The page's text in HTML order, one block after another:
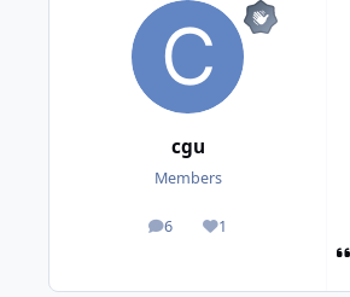
cgu
Members
6
posts 1
Reputation